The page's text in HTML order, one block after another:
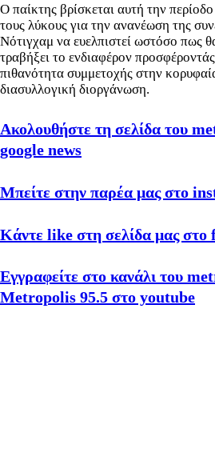
Ο παίκτης βρίσκεται αυτή την
τους λύκους για την ανανέωση της
Νότιγχαμ να ευελπιστεί ωστόσο πως
τραβήξει το ενδιαφέρον
πιθανότητα συμμετοχής στην
διασυλλογική διοργάνωση.
Ακολουθήστε τη σελίδα του
google news
Μπείτε στην παρέα μας στο
Κάντε like στη σελίδα μας στο
Εγγραφείτε στο κανάλι του
Metropolis 95.5 στο youtube